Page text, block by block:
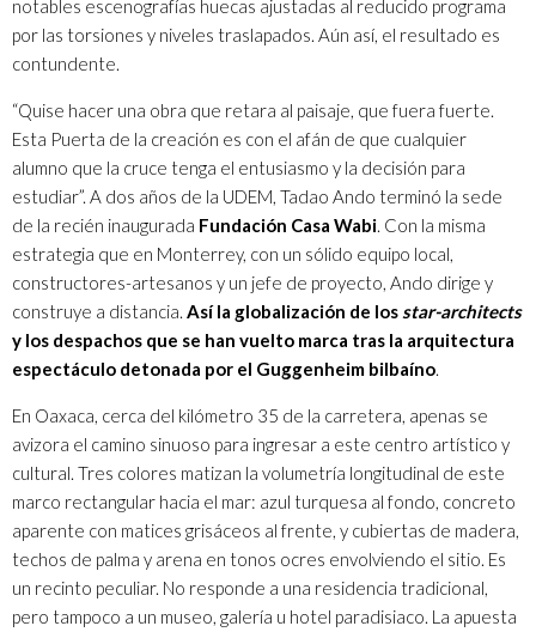
notables escenografías huecas ajustadas al reducido programa
por las torsiones y niveles traslapados. Aún así, el resultado es
contundente.
“Quise hacer una obra que retara al paisaje, que fuera fuerte.
Esta Puerta de la creación es con el afán de que cualquier
alumno que la cruce tenga el entusiasmo y la decisión para
estudiar”. A dos años de la UDEM, Tadao Ando terminó la sede
de la recién inaugurada Fundación Casa Wabi. Con la misma
estrategia que en Monterrey, con un sólido equipo local,
constructores-artesanos y un jefe de proyecto, Ando dirige y
construye a distancia. Así la globalización de los star-architects
y los despachos que se han vuelto marca tras la arquitectura
espectáculo detonada por el Guggenheim bilbaíno.
En Oaxaca, cerca del kilómetro 35 de la carretera, apenas se
avizora el camino sinuoso para ingresar a este centro artístico y
cultural. Tres colores matizan la volumetría longitudinal de este
marco rectangular hacia el mar: azul turquesa al fondo, concreto
aparente con matices grisáceos al frente, y cubiertas de madera,
techos de palma y arena en tonos ocres envolviendo el sitio. Es
un recinto peculiar. No responde a una residencia tradicional,
pero tampoco a un museo, galería u hotel paradisiaco. La apuesta